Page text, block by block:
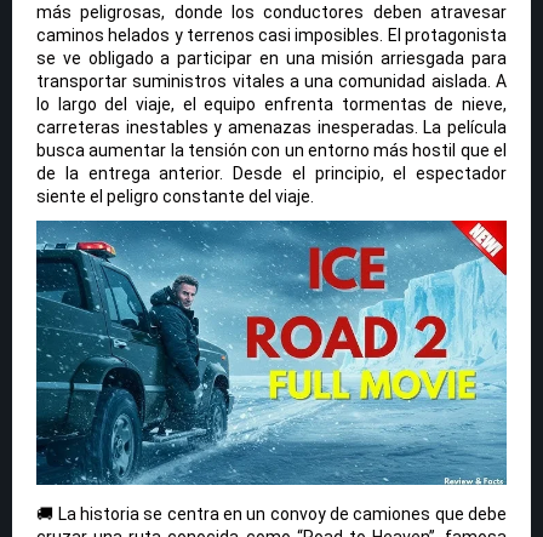
más peligrosas, donde los conductores deben atravesar
caminos helados y terrenos casi imposibles. El protagonista
se ve obligado a participar en una misión arriesgada para
transportar suministros vitales a una comunidad aislada. A
lo largo del viaje, el equipo enfrenta tormentas de nieve,
carreteras inestables y amenazas inesperadas. La película
busca aumentar la tensión con un entorno más hostil que el
de la entrega anterior. Desde el principio, el espectador
siente el peligro constante del viaje.
🚚 La historia se centra en un convoy de camiones que debe